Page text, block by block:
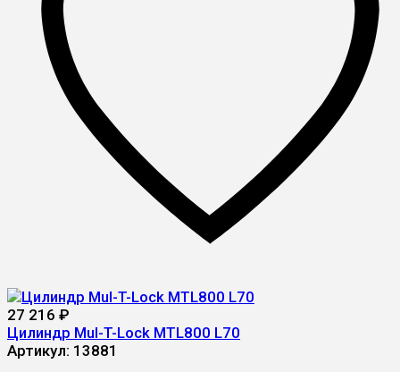
27 216 ₽
Цилиндр Mul-T-Lock MTL800 L70
Артикул: 13881